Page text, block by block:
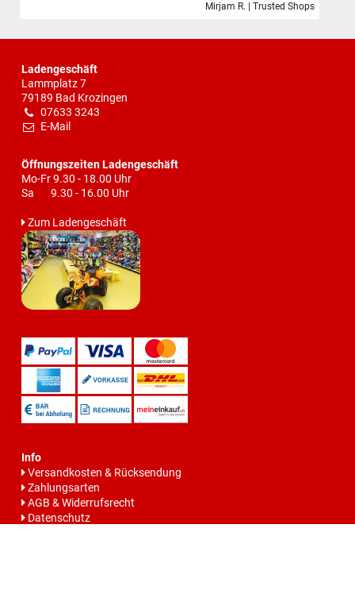
Mirjam R. | Trusted Shops
Ladengeschäft
Lammplatz 7
79189 Bad Krozingen
07633 3243
E-Mail
Öffnungszeiten Ladengeschäft
Mo-Fr 9.30 - 18.00 Uhr
Sa 9.30 - 16.00 Uhr
Zum Ladengeschäft
Info
Versandkosten & Rücksendung
Zahlungsarten
AGB & Widerrufsrecht
Datenschutz